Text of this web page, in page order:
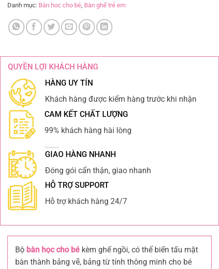
Danh mục: Bàn học cho bé, Bàn ghế trẻ em
QUYỀN LỢI KHÁCH HÀNG
HÀNG UY TÍN
Khách hàng được kiểm hàng trước khi nhận
CAM KẾT CHẤT LƯỢNG
99% khách hàng hài lòng
GIAO HÀNG NHANH
Đóng gói cẩn thận, giao nhanh
HỖ TRỢ SUPPORT
Hỗ trợ khách hàng 24/7
Bộ bàn học cho bé kèm ghế ngồi, có thể biến tấu mặt
bàn thành bảng vẽ, bảng từ tính thông minh cho bé